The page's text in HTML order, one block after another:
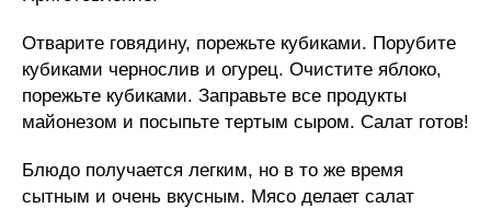
Отварите говядину, порежьте кубиками. Порубите
кубиками чернослив и огурец. Очистите яблоко,
порежьте кубиками. Заправьте все продукты
майонезом и посыпьте тертым сыром. Салат готов!
Блюдо получается легким, но в то же время
сытным и очень вкусным. Мясо делает салат